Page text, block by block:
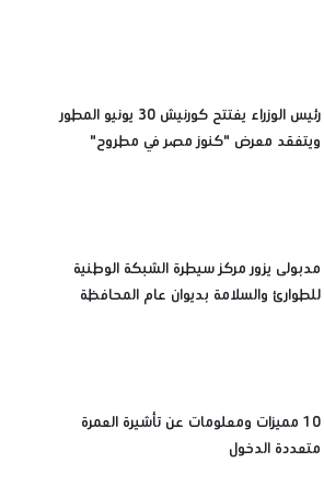
رئيس الوزراء يفتتح كورنيش 30 يونيو المطور
ويتفقد معرض "كنوز مصر في مطروح"
مدبولى يزور مركز سيطرة الشبكة الوطنية
للطوارئ والسلامة بديوان عام المحافظة
10 مميزات ومعلومات عن تأشيرة العمرة
متعددة الدخول